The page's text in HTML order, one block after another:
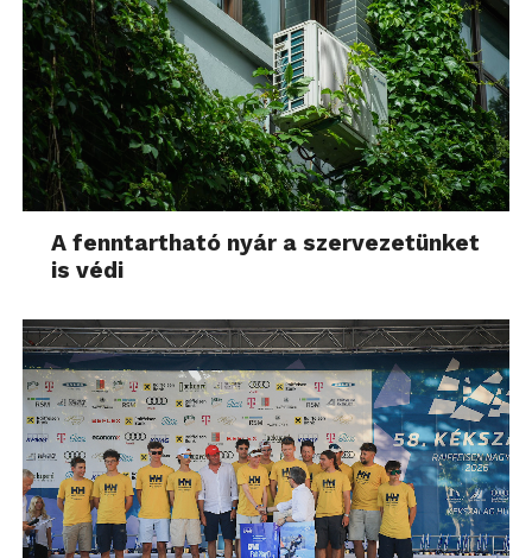
A fenntartható nyár a szervezetünket
is védi